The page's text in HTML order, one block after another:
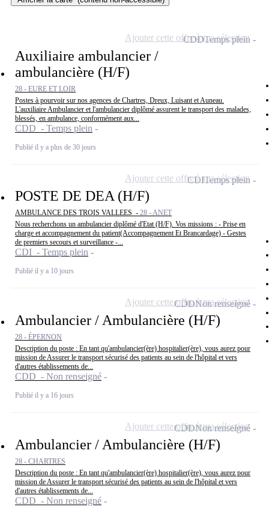
Auxiliaire ambulancier /
ambulancière (H/F)
28 - EURE ET LOIR
Postes à pourvoir sur nos agences de Chartres, Dreux, Luisant et Auneau.
L'auxiliaire Ambulancier et l'ambulancier diplômé assurent le transport des malades,
blessés, en ambulance, conformément aux...
CDD - Temps plein
Publié il y a plus de 30 jours
CDDTemps plein
Ajouter cette offre à ma sélection
POSTE DE DEA (H/F)
AMBULANCE DES TROIS VALLEES - 28 - ANET
Nous recherchons un ambulancier diplômé d'Etat (H/F). Vos missions : - Prise en
charge et accompagnement du patient(Accompagnement Et Brancardage) - Gestes
de premiers secours et surveillance -...
CDI - Temps plein
Publié il y a 10 jours
CDITemps plein
Ajouter cette offre à ma sélection
Ambulancier / Ambulancière (H/F)
28 - ÉPERNON
Description du poste : En tant qu'ambulancier(ère) hospitalier(ère), vous aurez pour
mission de Assurer le transport sécurisé des patients au sein de l'hôpital et vers
d'autres établissements de...
CDD - Non renseigné
Publié il y a 16 jours
CDDNon renseigné
Ajouter cette offre à ma sélection
Ambulancier / Ambulancière (H/F)
28 - CHARTRES
Description du poste : En tant qu'ambulancier(ère) hospitalier(ère), vous aurez pour
mission de Assurer le transport sécurisé des patients au sein de l'hôpital et vers
d'autres établissements de...
CDD - Non renseigné
CDDNon renseigné
Ajouter cette offre à ma sélection